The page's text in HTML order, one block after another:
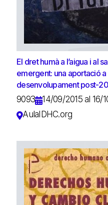
El dret humà a l’aigua i al
emergent: una aportació a
desenvolupament post-
9093
14/09/2015 al 16/
AulaIDHC.org